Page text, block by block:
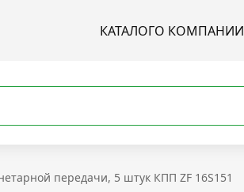
КАТАЛОГО КОМПАНИИ
передачи, 5 штук КПП ZF 16S151